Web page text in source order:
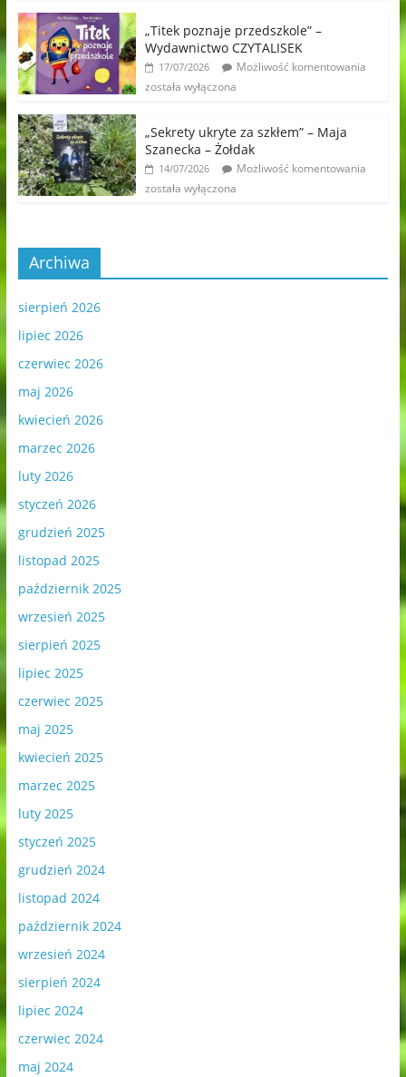
„Titek poznaje przedszkole” –
Wydawnictwo CZYTALISEK
17/07/2026
Możliwość komentowania
została wyłączona
„Sekrety ukryte za szkłem” – Maja
Szanecka – Żołdak
14/07/2026
Możliwość komentowania
została wyłączona
Archiwa
sierpień 2026
lipiec 2026
czerwiec 2026
maj 2026
kwiecień 2026
marzec 2026
luty 2026
styczeń 2026
grudzień 2025
listopad 2025
październik 2025
wrzesień 2025
sierpień 2025
lipiec 2025
czerwiec 2025
maj 2025
kwiecień 2025
marzec 2025
luty 2025
styczeń 2025
grudzień 2024
listopad 2024
październik 2024
wrzesień 2024
sierpień 2024
lipiec 2024
czerwiec 2024
maj 2024